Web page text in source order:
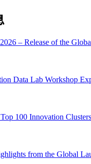
– Release of the
Data Lab Workshop
100 Innovation Clusters
from the Global